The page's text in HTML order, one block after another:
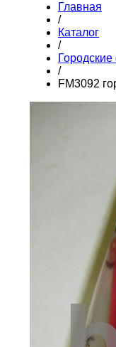
Главная
/
Каталог
/
/
FM3092